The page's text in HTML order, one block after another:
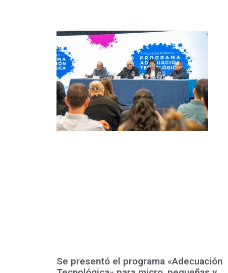
Se presentó el programa «Adecuación